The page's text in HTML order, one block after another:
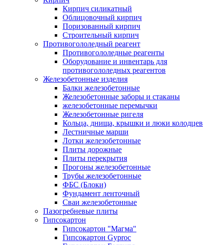
Кирпич силикатный
Облицовочный кирпич
Поризованный кирпич
Строительный кирпич
Противогололедный реагент
Противогололедные реагенты
Оборудование и инвентарь для
противогололедных реагентов
Железобетонные изделия
Балки железобетонные
Железобетонные заборы и стаканы
железобетонные перемычки
Железобетонные ригеля
Кольца, днища, крышки и люки колодцев
Лестничные марши
Лотки железобетонные
Плиты дорожные
Плиты перекрытия
Прогоны железобетонные
Трубы железобетонные
ФБС (Блоки)
Фундамент ленточный
Сваи железобетонные
Пазогребневые плиты
Гипсокартон
Гипсокартон "Магма"
Гипсокартон Gyproc